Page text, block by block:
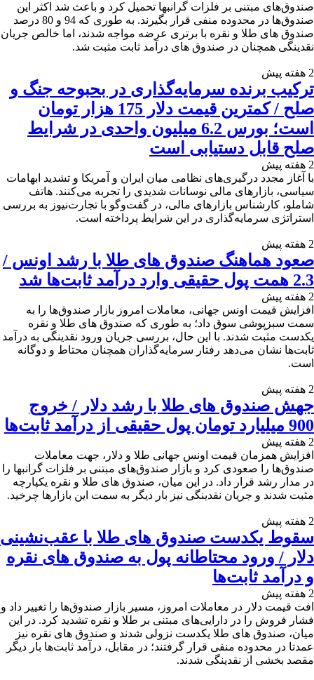
صندوق‌های مبتنی بر فلزات گرانبها تحمیل کرد و باعث شد اکثر این
صندوق‌ها در محدوده منفی قرار بگیرند. به طوری که 94 و 80 درصد
صندوق های طلا و نقره با برتری عرضه مواجه شدند، اما خالص جریان
نقدینگی همچنان در صندوق‌ های درآمد ثابت مثبت شد.
2 هفته پیش
ترکیب برنده سرمایه‌گذاری در بحبوحه جنگ و
صلح / کمترین قیمت دلار 175 هزار تومان
است؛ بورس 6.2 میلیون واحدی در شرایط
صلح قابل دستیابی است
2 هفته پیش
با آغاز مجدد درگیری‌های نظامی میان ایران و آمریکا و تشدید ابهامات
سیاسی، بازارهای مالی نوسانات شدیدی را تجربه می‌کنند. هاتف
شاملو، کارشناس بازارهای مالی، در گفت‌وگو با تجارت‌نیوز به بررسی
استراتژی سرمایه‌گذاری در این شرایط پرداخته است.
2 هفته پیش
صعود هماهنگ صندوق های طلا با رشد اونس /
2.3 همت پول حقیقی وارد درآمد ثابت‌ها شد
2 هفته پیش
افزایش قیمت اونس جهانی، معاملات امروز بازار صندوق‌ها را به
سمت سبزپوشی سوق داد؛ به‌ طوری که صندوق های طلا و نقره
یکدست مثبت شدند. با این حال، بررسی جریان ورود نقدینگی به درآمد
ثابت‌ها نشان می‌دهد رفتار سرمایه‌گذاران همچنان محتاط و دوگانه
است.
2 هفته پیش
جهش صندوق های طلا با رشد دلار / خروج
900 میلیارد تومان پول حقیقی از درآمد ثابت‌ها
2 هفته پیش
افزایش همزمان قیمت اونس جهانی طلا و دلار، جهت معاملات
صندوق‌ها را صعودی کرد و بازار صندوق‌های مبتنی بر فلزات گرانبها را
در مدار رشد قرار داد. در این میان، صندوق های طلا و نقره یکپارچه
مثبت شدند و جریان نقدینگی نیز بار دیگر به سمت این بازارها چرخید.
2 هفته پیش
سقوط یکدست صندوق های طلا با عقب‌نشینی
دلار / ورود محتاطانه پول به صندوق ‌های نقره
و درآمد ثابت‌ها
2 هفته پیش
افت قیمت دلار در معاملات امروز، مسیر بازار صندوق‌ها را تغییر داد و
فشار فروش را در دارایی‌های مبتنی بر طلا و نقره تشدید کرد. در این
میان، صندوق های طلا یکدست نزولی شدند و صندوق ‌های نقره نیز
عمدتا در محدوده منفی قرار گرفتند؛ در مقابل، درآمد ثابت‌ها بار دیگر
مقصد بخشی از نقدینگی شدند.